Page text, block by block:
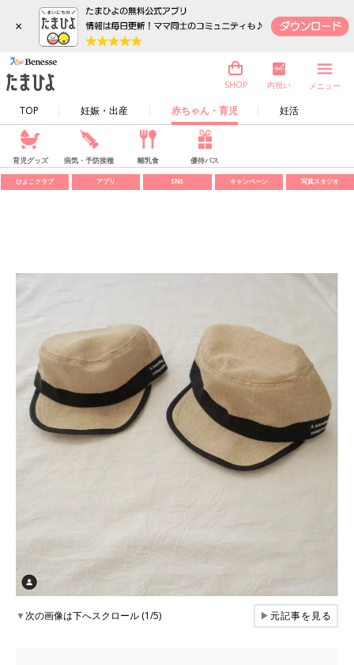
×
TOP 妊娠・出産 赤ちゃん・育児 妊活
SHOP 内祝い メニュー
育児グッズ 病気・予防接種 離乳食 優待パス
ひよこクラブ アプリ SNS キャンペーン 写真スタジオ
▼次の画像は下へスクロール (1/5) ▶元記事を見る